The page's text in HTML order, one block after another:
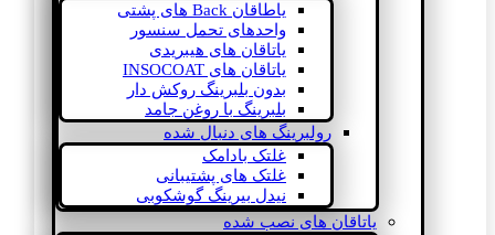
یاطاقان Back های پشتی
واحدهای تحمل سنسور
یاتاقان های هیبریدی
یاتاقان های INSOCOAT
بدون بلبرینگ روکش دار
بلبرینگ با روغن جامد
رولبرینگ های دنبال شده
غلتک بادامک
غلتک های پشتیبانی
نیدل بیرینگ گوشکوبی
یاتاقان های نصب شده